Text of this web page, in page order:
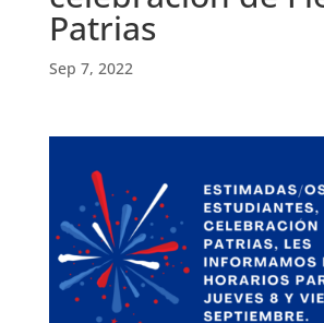
Patrias
Sep 7, 2022